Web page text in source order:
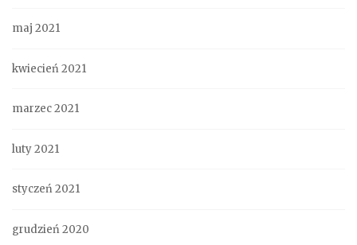
maj 2021
kwiecień 2021
marzec 2021
luty 2021
styczeń 2021
grudzień 2020